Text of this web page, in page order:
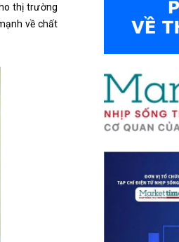
thị trường
về chất